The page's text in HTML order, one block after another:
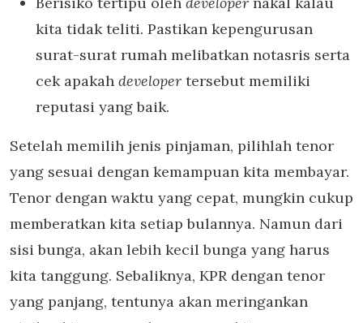
kita tidak teliti. Pastikan kepengurusan
surat-surat rumah melibatkan notasris serta
cek apakah developer tersebut memiliki
reputasi yang baik.
Setelah memilih jenis pinjaman, pilihlah tenor
yang sesuai dengan kemampuan kita membayar.
Tenor dengan waktu yang cepat, mungkin cukup
memberatkan kita setiap bulannya. Namun dari
sisi bunga, akan lebih kecil bunga yang harus
kita tanggung. Sebaliknya, KPR dengan tenor
yang panjang, tentunya akan meringankan